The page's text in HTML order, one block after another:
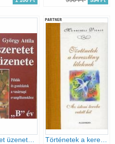
PARTNER
Történetek a keresztény léleknek